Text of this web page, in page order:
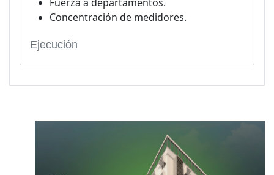
Concentración de medidores.
Ejecución